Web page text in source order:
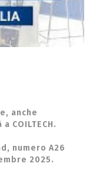
anche
COILTECH.
numero A26
2025.